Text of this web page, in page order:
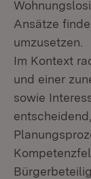
Ansätze
umzusetzen.
Im Kontext
und einer
sowie